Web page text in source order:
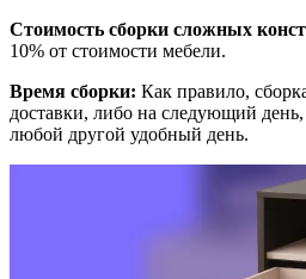
Стоимость сборки сложных
10% от стоимости мебели.
Время сборки: Как правило,
доставки, либо на следующий
любой другой удобный день.